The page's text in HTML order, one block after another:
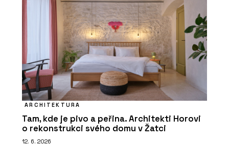
ARCHITEKTURA
Tam, kde je pivo a peřina. Architekti Horovi
o rekonstrukci svého domu v Žatci
12. 6. 2026